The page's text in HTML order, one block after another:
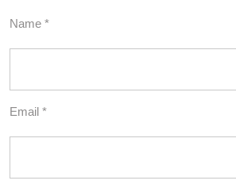
Name *
Email *